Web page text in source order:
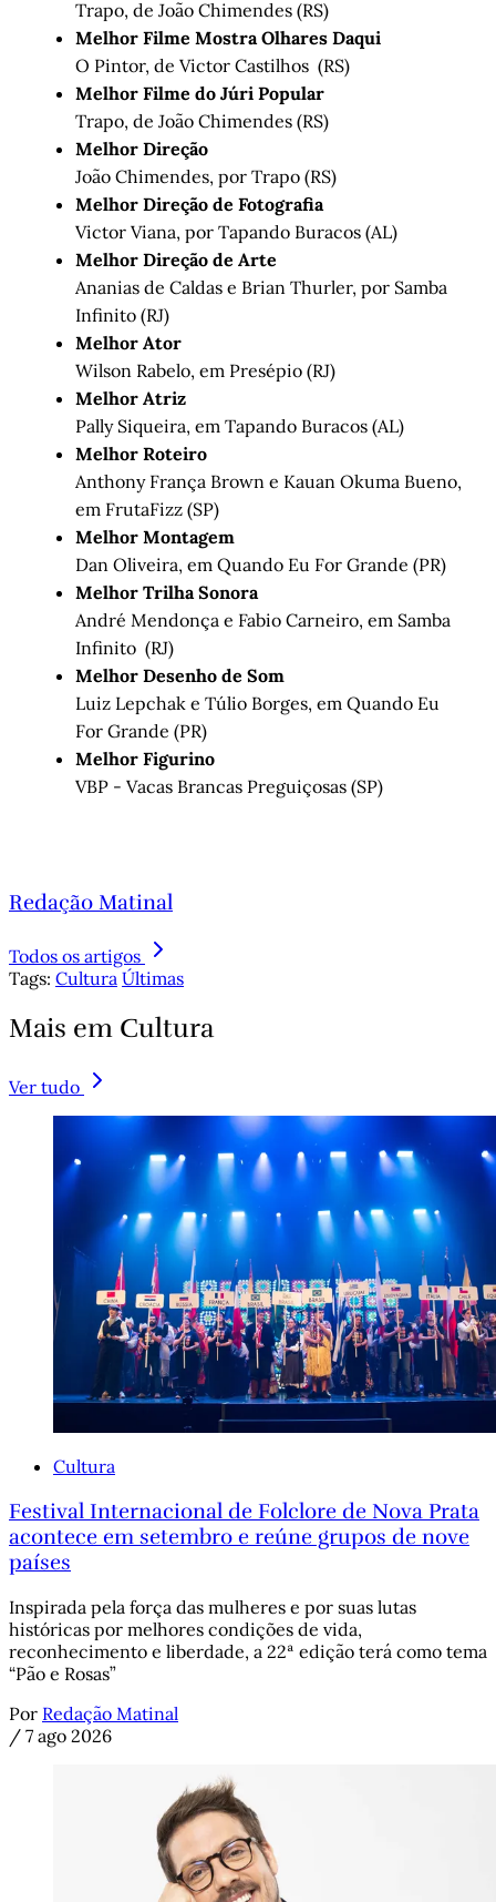
Trapo, de João Chimendes (RS)
Melhor Filme Mostra Olhares Daqui
O Pintor, de Victor Castilhos (RS)
Melhor Filme do Júri Popular
Trapo, de João Chimendes (RS)
Melhor Direção
João Chimendes, por Trapo (RS)
Melhor Direção de Fotografia
Victor Viana, por Tapando Buracos (AL)
Melhor Direção de Arte
Ananias de Caldas e Brian Thurler, por Samba
Infinito (RJ)
Melhor Ator
Wilson Rabelo, em Presépio (RJ)
Melhor Atriz
Pally Siqueira, em Tapando Buracos (AL)
Melhor Roteiro
Anthony França Brown e Kauan Okuma Bueno,
em FrutaFizz (SP)
Melhor Montagem
Dan Oliveira, em Quando Eu For Grande (PR)
Melhor Trilha Sonora
André Mendonça e Fabio Carneiro, em Samba
Infinito (RJ)
Melhor Desenho de Som
Luiz Lepchak e Túlio Borges, em Quando Eu
For Grande (PR)
Melhor Figurino
VBP - Vacas Brancas Preguiçosas (SP)
Redação Matinal
Todos os artigos
Tags: Cultura Últimas
Mais em Cultura
Ver tudo
Cultura
Festival Internacional de Folclore de Nova Prata
acontece em setembro e reúne grupos de nove
países
Inspirada pela força das mulheres e por suas lutas
históricas por melhores condições de vida,
reconhecimento e liberdade, a 22ª edição terá como tema
“Pão e Rosas”
Por Redação Matinal
/ 7 ago 2026